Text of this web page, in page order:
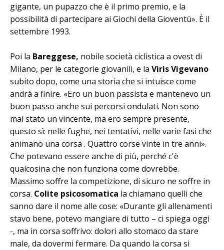
gigante, un pupazzo che è il primo premio, e la
possibilità di partecipare ai Giochi della Gioventù». È il
settembre 1993.
Poi la Bareggese, nobile società ciclistica a ovest di
Milano, per le categorie giovanili, e la Viris Vigevano
subito dopo, come una storia che si intuisce come
andrà a finire. «Ero un buon passista e mantenevo un
buon passo anche sui percorsi ondulati. Non sono
mai stato un vincente, ma ero sempre presente,
questo sì: nelle fughe, nei tentativi, nelle varie fasi che
animano una corsa . Quattro corse vinte in tre anni».
Che potevano essere anche di più, perché c'è
qualcosina che non funziona come dovrebbe.
Massimo soffre la competizione, di sicuro ne soffre in
corsa. Colite psicosomatica la chiamano quelli che
sanno dare il nome alle cose: «Durante gli allenamenti
stavo bene, potevo mangiare di tutto – ci spiega oggi
-, ma in corsa soffrivo: dolori allo stomaco da stare
male, da dovermi fermare. Da quando la corsa si